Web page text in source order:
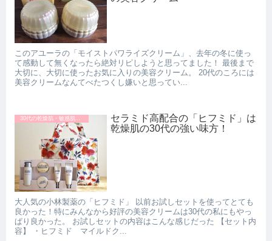
このアユーラの「モイストパワライズクリーム」、去年の冬に使っ
て感動して無くなったら絶対リピしようと思ってました！ 最後まで
大切に、大切に使ったお気に入りの美容クリーム。 20代のころには
美容クリームなんてべたつくし嫌いと思ってい...
セラミド高配合の「ヒフミド」は
乾燥肌の30代の強い味方！
大人気の小林製薬の「ヒフミド」 以前お試しセットを使ってとても
良かった！特にみんなから好評の美容クリームは30代の私にもやっ
ぱり良かった。 お試しセットの内容はこんな感じだった 【セット内
容】 ・ヒフミド マイルドク...